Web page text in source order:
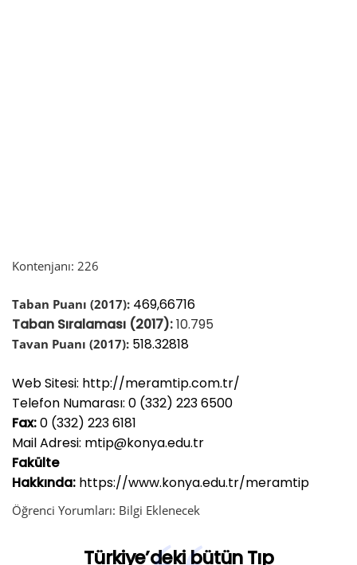
Kontenjanı: 226
Taban Puanı (2017): 469,66716
Taban Sıralaması (2017):10.795
Tavan Puanı (2017): 518.32818
Web Sitesi: http://meramtip.com.tr/
Telefon Numarası: 0 (332) 223 6500
Fax:0 (332) 223 6181
Mail Adresi: mtip@konya.edu.tr
Fakülte
Hakkında: https://www.konya.edu.tr/meramtip
Öğrenci Yorumları: Bilgi Eklenecek
Türkiye’deki bütün Tıp